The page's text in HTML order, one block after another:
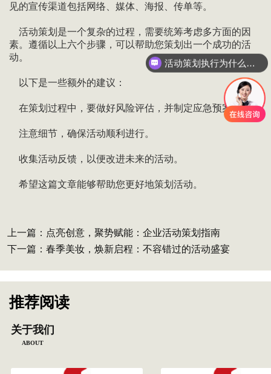
见的宣传渠道包括网络、媒体、海报、传单等。
活动策划是一个复杂的过程，需要统筹考虑多方面的因
素。遵循以上六个步骤，可以帮助您策划出一个成功的活
动。
以下是一些额外的建议：
在策划过程中，要做好风险评估，并制定应急预案。
注意细节，确保活动顺利进行。
收集活动反馈，以便改进未来的活动。
希望这篇文章能够帮助您更好地策划活动。
上一篇： 点亮创意，聚势赋能：企业活动策划指南
下一篇： 春季美妆，焕新启程：不容错过的活动盛宴
推荐阅读
关于我们
ABOUT
活动策划执行为什么要选善达？